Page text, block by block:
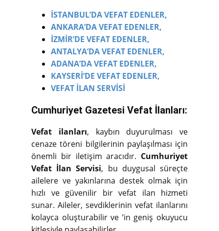
İSTANBUL’DA VEFAT EDENLER,
ANKARA’DA VEFAT EDENLER,
İZMİR’DE VEFAT EDENLER,
ANTALYA’DA VEFAT EDENLER,
ADANA’DA VEFAT EDENLER,
KAYSERİ’DE VEFAT EDENLER,
VEFAT İLAN SERVİSİ
Cumhuriyet Gazetesi Vefat İlanları:
Vefat ilanları, kaybın duyurulması ve
cenaze töreni bilgilerinin paylaşılması için
önemli bir iletişim aracıdır. Cumhuriyet
Vefat İlan Servisi, bu duygusal süreçte
ailelere ve yakınlarına destek olmak için
hızlı ve güvenilir bir vefat ilan hizmeti
sunar. Aileler, sevdiklerinin vefat ilanlarını
kolayca oluşturabilir ve ’in geniş okuyucu